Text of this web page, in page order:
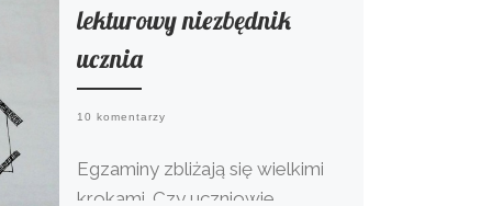
lekturowy niezbędnik
ucznia
10 komentarzy
Egzaminy zbliżają się wielkimi
krokami. Czy uczniowie